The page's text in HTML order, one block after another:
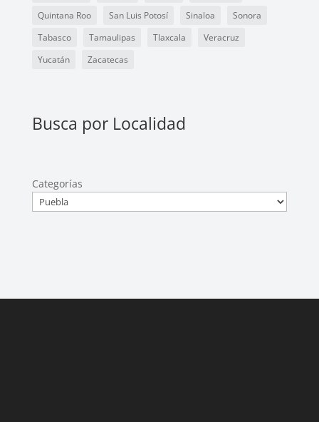
Quintana Roo
San Luis Potosí Sinaloa
Sonora
Tabasco
Tamaulipas Tlaxcala
Veracruz
Yucatán
Zacatecas
Busca por Localidad
Categorías